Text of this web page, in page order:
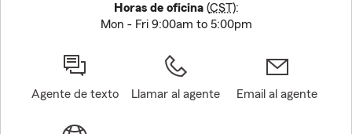
Horas de oficina(CST):
Mon - Fri 9:00am to 5:00pm
Agente de texto Llamar al agente Email al agente